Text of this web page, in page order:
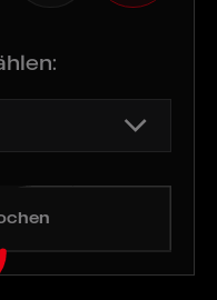
Magie. Doch